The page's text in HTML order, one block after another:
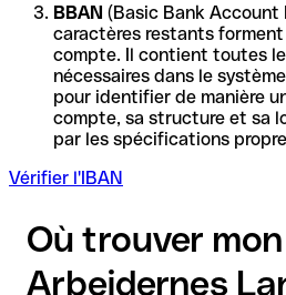
BBAN (Basic Bank Account
caractères restants
compte. Il contient toutes
nécessaires dans le
pour identifier de manière
compte, sa structure et sa
par les spécifications
Vérifier l'IBAN
Où trouver
Arbejdernes